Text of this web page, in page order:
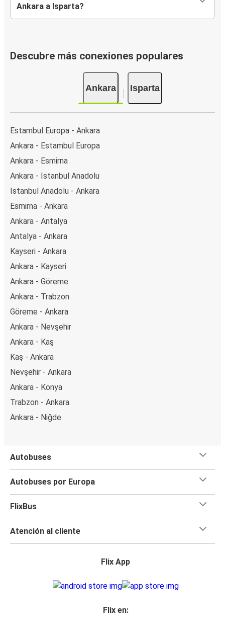
Ankara a Isparta?
Descubre más conexiones populares
Ankara Isparta
Estambul Europa - Ankara
Ankara - Estambul Europa
Ankara - Esmirna
Ankara - Istanbul Anadolu
Istanbul Anadolu - Ankara
Esmirna - Ankara
Ankara - Antalya
Antalya - Ankara
Kayseri - Ankara
Ankara - Kayseri
Ankara - Göreme
Ankara - Trabzon
Göreme - Ankara
Ankara - Nevşehir
Ankara - Kaş
Kaş - Ankara
Nevşehir - Ankara
Ankara - Konya
Trabzon - Ankara
Ankara - Niğde
Autobuses
Autobuses por Europa
FlixBus
Atención al cliente
Flix App
Flix en: